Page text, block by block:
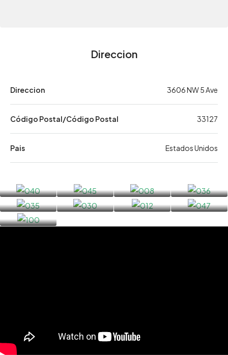
Direccion
Direccion 3606 NW 5 Ave
Código Postal/Código Postal 33127
Pais Estados Unidos